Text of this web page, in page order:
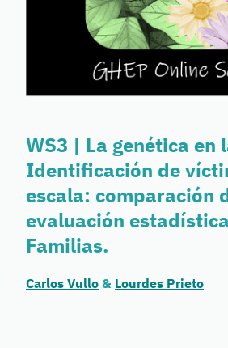
WS3 | La genética en
Identificación de
escala: comparación
evaluación
Familias.
Carlos Vullo & Lourdes Prieto